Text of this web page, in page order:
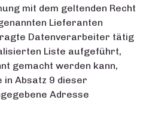
mit dem geltenden Recht
Lieferanten
Datenverarbeiter tätig
Liste aufgeführt,
gemacht werden kann,
in Absatz 9 dieser
Adresse